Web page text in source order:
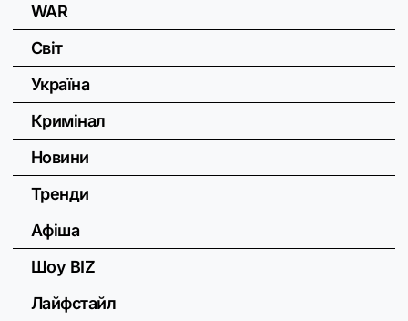
WAR
Світ
Україна
Кримінал
Новини
Тренди
Афіша
Шоу BIZ
Лайфстайл